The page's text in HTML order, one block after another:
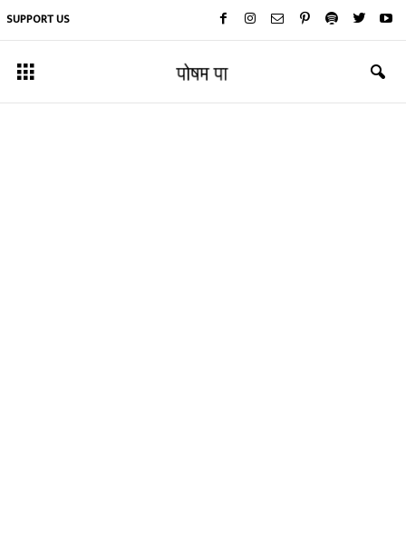
SUPPORT US